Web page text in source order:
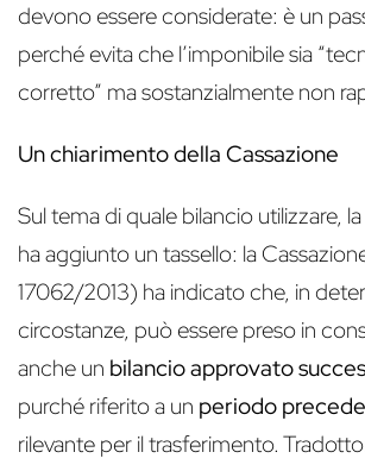
devono essere considerate: è un
perché evita che l’imponibile sia
corretto” ma sostanzialmente non
Un chiarimento della Cassazione
Sul tema di quale bilancio utilizzare,
ha aggiunto un tassello: la
17062/2013) ha indicato che, in
circostanze, può essere preso in
anche un bilancio approvato
purché riferito a un periodo
rilevante per il trasferimento.